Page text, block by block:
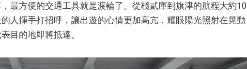
方便的交通工具就是渡輪了。從棧貳庫到旗津的航程大約10
人揮手打招呼，讓出遊的心情更加高亢，耀眼陽光照射在晃動
目的地即將抵達。